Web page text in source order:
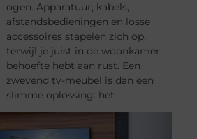
ogen. Apparatuur, kabels,
afstandsbedieningen en losse
accessoires stapelen zich op,
terwijl je juist in de woonkamer
behoefte hebt aan rust. Een
zwevend tv-meubel is dan een
slimme oplossing: het